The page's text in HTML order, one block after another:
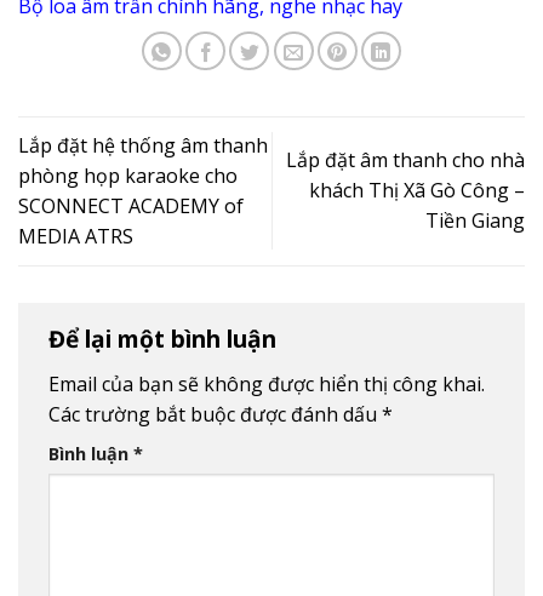
Bộ loa âm trần chính hãng, nghe nhạc hay
Lắp đặt hệ thống âm thanh
phòng họp karaoke cho
SCONNECT ACADEMY of
MEDIA ATRS
Lắp đặt âm thanh cho nhà
khách Thị Xã Gò Công –
Tiền Giang
Để lại một bình luận
Email của bạn sẽ không được hiển thị công khai.
Các trường bắt buộc được đánh dấu *
Bình luận *